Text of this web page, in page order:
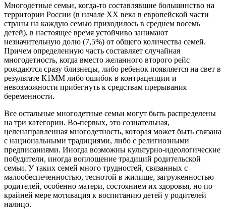
Многодетные семьи, когда-то составлявшие большинство на
территории России (в начале XX века в европейской части
страны на каждую семью приходилось в среднем восемь
детей), в настоящее время устойчиво занимают
незначительную долю (7,5%) от общего количества семей.
Причем определенную часть составляет случайная
многодетность, когда вместо желанного второго рейс
рождаются сразу близнецы, либо ребенок появляется на свет в
результате К1ММ либо ошибок в контрацепции и
невозможности прибегнуть к средствам прерывания
беременности.
Все остальные многодетные семьи могут быть распределены
на три категории. Во-первых, это сознательная,
целенаправленная многодетность, которая может быть связана
с национальными традициями, либо с религиозными
предписаниями. Иногда возможны культурно-идеологические
побудители, иногда воплощение традиций родительской
семьи. У таких семей много трудностей, связанных с
малообеспеченностью, теснотой в жилище, загруженностью
родителей, особенно матери, состоянием их здоровья, но по
крайней мере мотивация к воспитанию детей у родителей
налицо.